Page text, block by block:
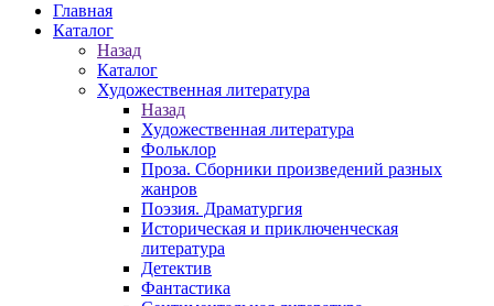
Главная
Каталог
Назад
Каталог
Художественная литература
Назад
Художественная литература
Фольклор
Проза. Сборники произведений разных
жанров
Поэзия. Драматургия
Историческая и приключенческая
литература
Детектив
Фантастика